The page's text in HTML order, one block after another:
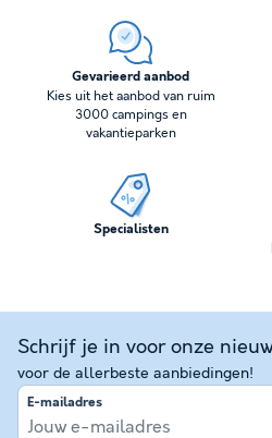
Gevarieerd aanbod
Kies uit het aanbod van ruim
3000 campings en
vakantieparken
Specialisten
Schrijf je in voor onze
voor de allerbeste aanbiedingen!
E-mailadres